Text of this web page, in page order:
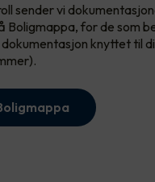
sender vi
Boligmappa, for de som
knyttet til